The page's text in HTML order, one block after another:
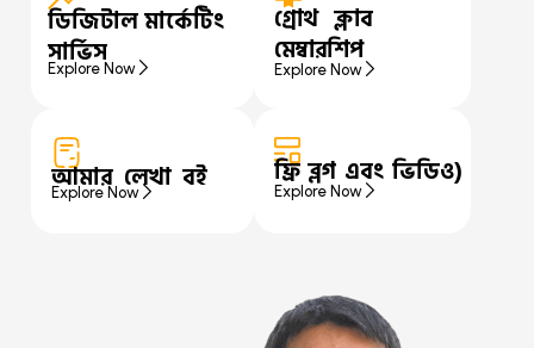
ডিজিটাল মার্কেটিং
সার্ভিস
Explore Now
গ্রোথ ক্লাব
মেম্বারশিপ
Explore Now
আমার লেখা বই
Explore Now
ফ্রি ব্লগ এবং ভিডিও)
Explore Now